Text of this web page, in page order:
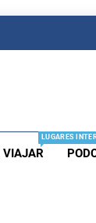
VIAJAR
LUGARES